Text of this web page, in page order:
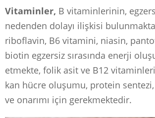
Vitaminler, B vitaminlerinin,
nedenden dolayı ilişkisi
riboflavin, B6 vitamini, niasin,
biotin egzersiz sırasında enerji
etmekte, folik asit ve B12 vitaminleri
kan hücre oluşumu, protein sentezi,
ve onarımı için gerekmektedir.